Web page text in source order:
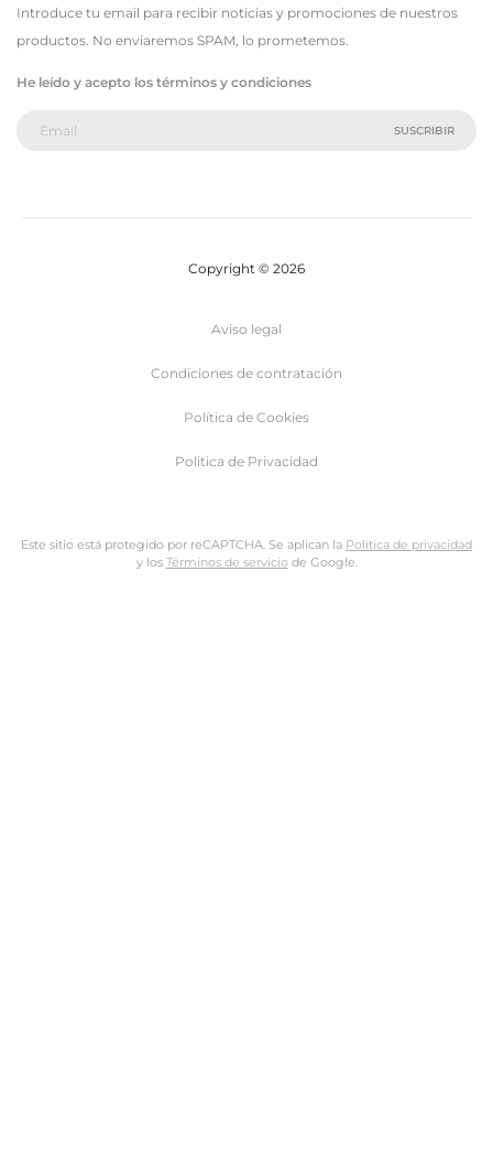
Introduce tu email para recibir noticias y promociones de nuestros
productos. No enviaremos SPAM, lo prometemos.
He leído y acepto los términos y condiciones
Copyright © 2026
Aviso legal
Condiciones de contratación
Política de Cookies
Politica de Privacidad
Este sitio está protegido por reCAPTCHA. Se aplican la Política de privacidad
y los Términos de serviciode Google.